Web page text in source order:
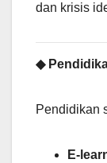
dan krisis
◆
Pendidikan
E-